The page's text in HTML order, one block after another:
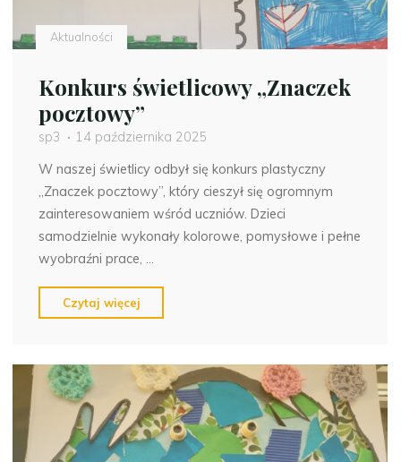
wyniki."
Aktualności
Konkurs świetlicowy „Znaczek
pocztowy”
sp3
14 października 2025
W naszej świetlicy odbył się konkurs plastyczny
„Znaczek pocztowy”, który cieszył się ogromnym
zainteresowaniem wśród uczniów. Dzieci
samodzielnie wykonały kolorowe, pomysłowe i pełne
wyobraźni prace, …
Czytaj więcej
pocztowy”"